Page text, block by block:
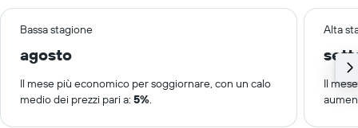
Bassa stagione Alta
agosto
Il mese più economico per soggiornare, con un calo
medio dei prezzi pari a: 5%.
Il